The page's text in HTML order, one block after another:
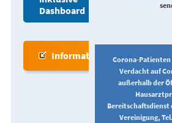
Dashboard
Informationen zum Impfen
Corona-
Verdacht auf
außerhalb der
Bereitschaftsdienst
Vereinigung,